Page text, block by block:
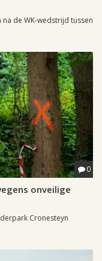
de WK-wedstrijd tussen
0
onveilige
Cronesteyn